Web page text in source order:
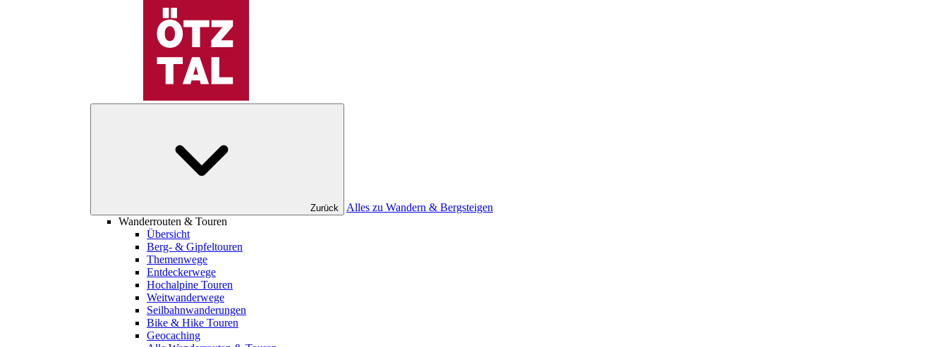
Zurück
Alles zu Wandern & Bergsteigen
Wanderrouten & Touren
Übersicht
Berg- & Gipfeltouren
Themenwege
Entdeckerwege
Hochalpine Touren
Weitwanderwege
Seilbahnwanderungen
Bike & Hike Touren
Geocaching